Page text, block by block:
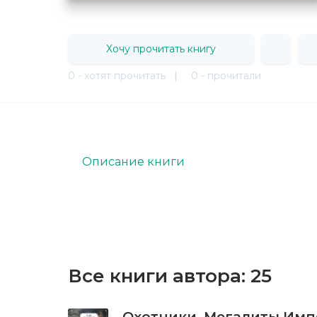
Хочу прочитать книгу
0 - хотят прочитать | 0 - прочитали
Описание книги
Все книги автора: 25